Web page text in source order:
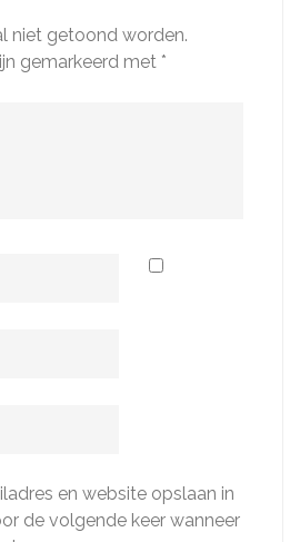
niet getoond worden.
gemarkeerd met *
en website opslaan in
de volgende keer wanneer